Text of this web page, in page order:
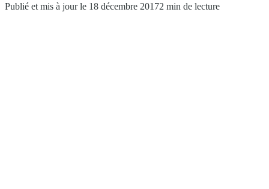
Publié et mis à jour le 18 décembre 20172 min de lecture